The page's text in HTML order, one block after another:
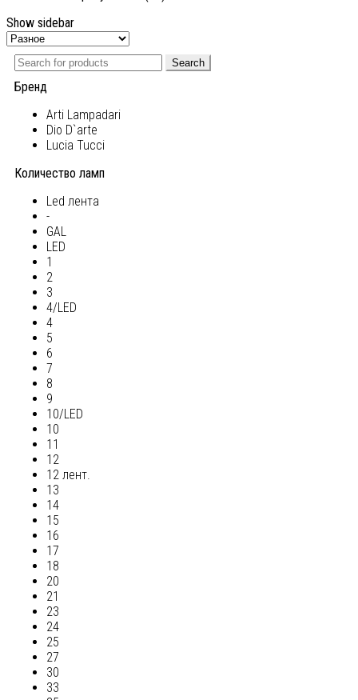
Show sidebar
Search
Бренд
Arti Lampadari
Dio D`arte
Lucia Tucci
Количество ламп
Led лента
-
GAL
LED
1
2
3
4/LED
4
5
6
7
8
9
10/LED
10
11
12
12 лент.
13
14
15
16
17
18
20
21
23
24
25
27
30
33